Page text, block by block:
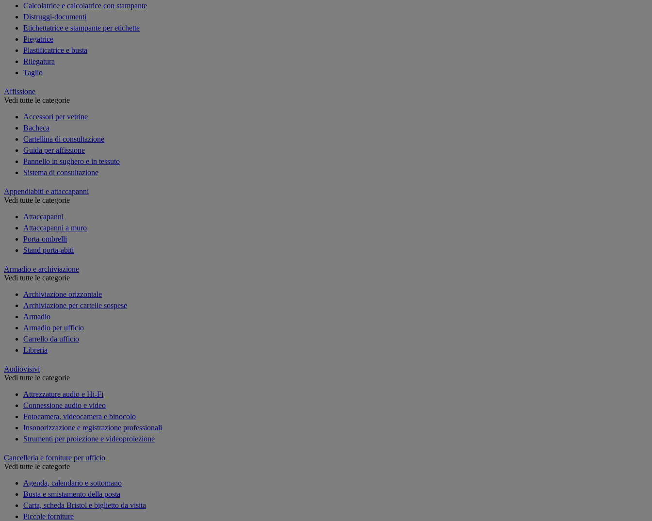
Calcolatrice e calcolatrice con stampante
Distruggi-documenti
Etichettatrice e stampante per etichette
Piegatrice
Plastificatrice e busta
Rilegatura
Taglio
Affissione
Vedi tutte le categorie
Accessori per vetrine
Bacheca
Cartellina di consultazione
Guida per affissione
Pannello in sughero e in tessuto
Sistema di consultazione
Appendiabiti e attaccapanni
Vedi tutte le categorie
Attaccapanni
Attaccapanni a muro
Porta-ombrelli
Stand porta-abiti
Armadio e archiviazione
Vedi tutte le categorie
Archiviazione orizzontale
Archiviazione per cartelle sospese
Armadio
Armadio per ufficio
Carrello da ufficio
Libreria
Audiovisivi
Vedi tutte le categorie
Attrezzature audio e Hi-Fi
Connessione audio e video
Fotocamera, videocamera e binocolo
Insonorizzazione e registrazione professionali
Strumenti per proiezione e videoproiezione
Cancelleria e forniture per ufficio
Vedi tutte le categorie
Agenda, calendario e sottomano
Busta e smistamento della posta
Carta, scheda Bristol e biglietto da visita
Piccole forniture